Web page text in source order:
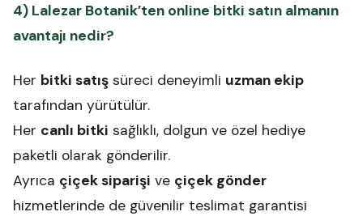
4) Lalezar Botanik’ten online bitki satın almanın
avantajı nedir?
Her bitki satış süreci deneyimli uzman ekip
tarafından yürütülür.
Her canlı bitki sağlıklı, dolgun ve özel hediye
paketli olarak gönderilir.
Ayrıca çiçek siparişi ve çiçek gönder
hizmetlerinde de güvenilir teslimat garantisi